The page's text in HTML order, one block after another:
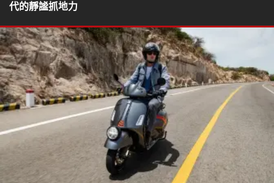
代的靜謐抓地力